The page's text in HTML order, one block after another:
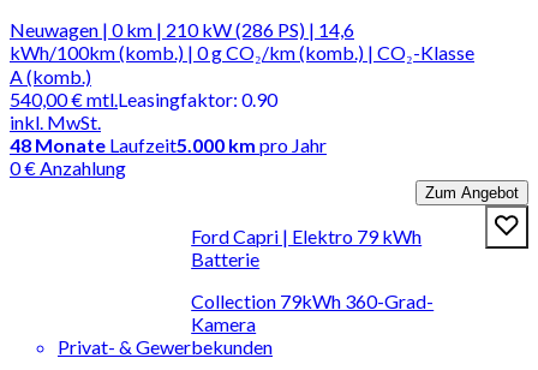
Neuwagen | 0 km | 210 kW (286 PS) | 14,6
kWh/100km (komb.) | 0 g CO₂/km (komb.) | CO₂-Klasse
A (komb.)
540,00 €mtl.
inkl. MwSt.
Leasingfaktor: 0.90
48 Monate Laufzeit5.000 km pro Jahr
0 € Anzahlung
Zum Angebot
Ford Capri | Elektro 79 kWh
Batterie
Collection 79kWh 360-Grad-
Kamera
Privat- & Gewerbekunden